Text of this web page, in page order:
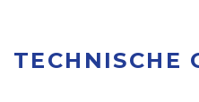
TECHNISCHE